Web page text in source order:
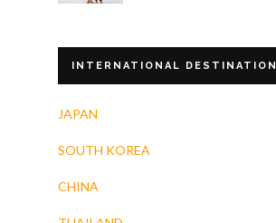
INTERNATIONAL DESTINATION
JAPAN
SOUTH KOREA
CHINA